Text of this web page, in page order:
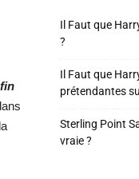
Il Faut que
?
Il Faut que
prétendantes
Sterling Point
vraie ?